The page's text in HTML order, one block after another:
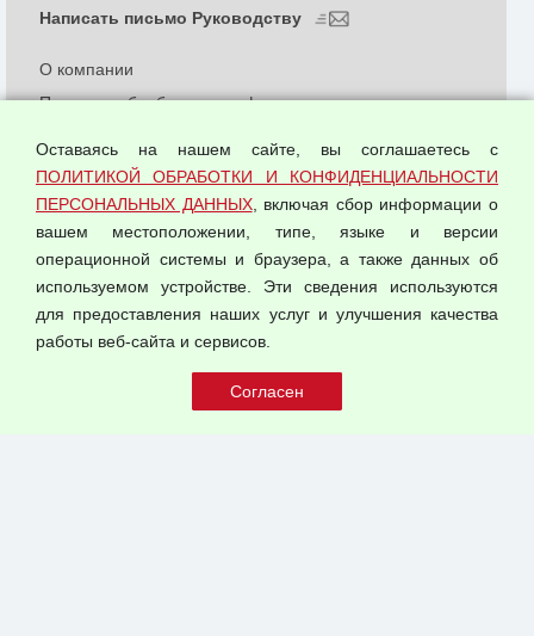
© 2026 ООО "Феникс"
О компании
Политика обработки и конфиденциальности
Согласием на обработку персональных данных
Оферта оптовой купли-продажи
Публичная оферта
Написать письмо Руководству
Оставаясь на нашем сайте, вы соглашаетесь с
ПОЛИТИКОЙ ОБРАБОТКИ И КОНФИДЕНЦИАЛЬНОСТИ
ПЕРСОНАЛЬНЫХ ДАННЫХ, включая сбор информации о
вашем местоположении, типе, языке и версии
операционной системы и браузера, а также данных об
используемом устройстве. Эти сведения используются
для предоставления наших услуг и улучшения качества
работы веб-сайта и сервисов.